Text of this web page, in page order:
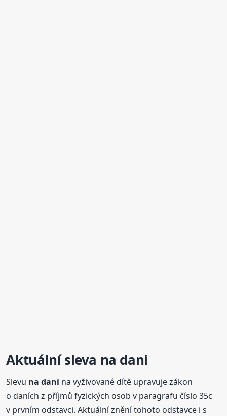
Aktuální sleva na dani
Slevu na dani na vyživované dítě upravuje zákon
o daních z příjmů fyzických osob v paragrafu číslo 35c
v prvním odstavci. Aktuální znění tohoto odstavce i s